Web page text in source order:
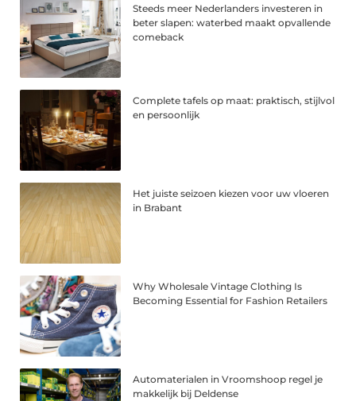
Steeds meer Nederlanders investeren in
beter slapen: waterbed maakt opvallende
comeback
Complete tafels op maat: praktisch, stijlvol
en persoonlijk
Het juiste seizoen kiezen voor uw vloeren
in Brabant
Why Wholesale Vintage Clothing Is
Becoming Essential for Fashion Retailers
Automaterialen in Vroomshoop regel je
makkelijk bij Deldense